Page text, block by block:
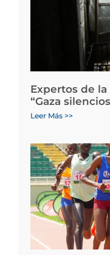
Expertos de
“Gaza
Leer Más >>